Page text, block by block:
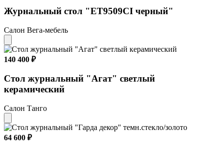
Журнальный стол "ET9509CI черный"
Салон Вега-мебель
140 400 ₽
Стол журнальный "Aгат" светлый
керамический
Салон Танго
64 600 ₽